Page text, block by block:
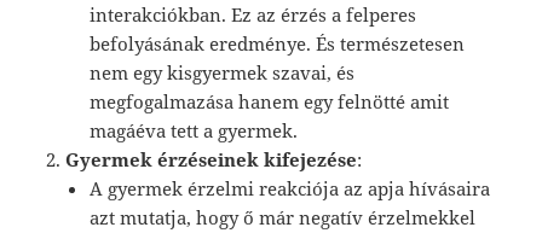
interakciókban. Ez az érzés a felperes
befolyásának eredménye. És természetesen
nem egy kisgyermek szavai, és
megfogalmazása hanem egy felnötté amit
magáéva tett a gyermek.
Gyermek érzéseinek kifejezése:
A gyermek érzelmi reakciója az apja hívásaira
azt mutatja, hogy ő már negatív érzelmekkel